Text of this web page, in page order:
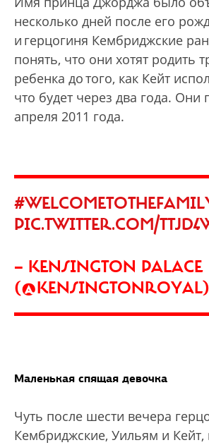
несколько дней после его
и герцогиня Кембриджские
понять, что они хотят родить
ребенка до того, как Кейт
что будет через два года. Они
апреля 2011 года.
PIC.TWITTER.COM/
— KENSINGTON PALACE
(@KENSINGTONROYAL)
Маленькая спящая девочка
Чуть после шести вечера
Кембриджские, Уильям и